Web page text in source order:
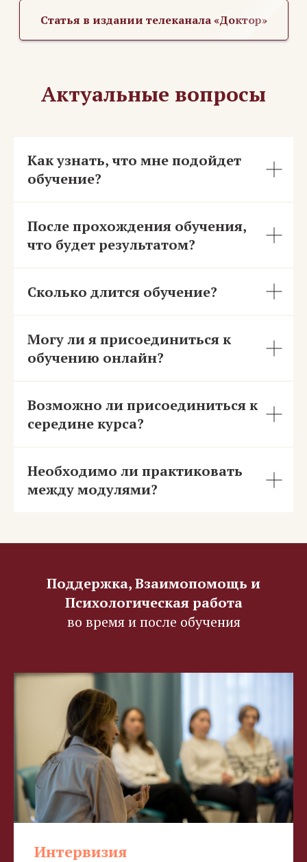
Статья в издании телеканала «Доктор»
Актуальные вопросы
Как узнать, что мне подойдет
обучение?
После прохождения обучения,
что будет результатом?
Сколько длится обучение?
Могу ли я присоединиться к
обучению онлайн?
Возможно ли присоединиться к
середине курса?
Необходимо ли практиковать
между модулями?
Поддержка, Взаимопомощь и
Психологическая работа
во время и после обучения
Интервизия